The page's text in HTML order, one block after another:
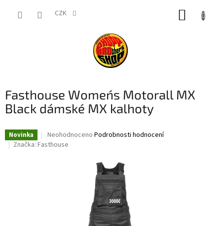
CZK
Fasthouse Women´s Motorall MX
Black dámské MX kalhoty
Novinka
Průměrné
hodnocení
Neohodnoceno Podrobnosti hodnocení
Značka: Fasthouse